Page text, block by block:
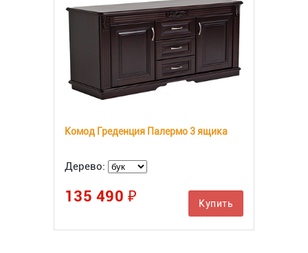
Комод Греденция Палермо 3 ящика
Дерево:
135 490 ₽ Купить